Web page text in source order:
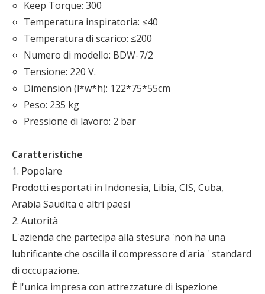
Keep Torque: 300
Temperatura inspiratoria: ≤40
Temperatura di scarico: ≤200
Numero di modello: BDW-7/2
Tensione: 220 V.
Dimension (l*w*h): 122*75*55cm
Peso: 235 kg
Pressione di lavoro: 2 bar
Caratteristiche
1. Popolare
Prodotti esportati in Indonesia, Libia, CIS, Cuba,
Arabia Saudita e altri paesi
2. Autorità
L'azienda che partecipa alla stesura 'non ha una
lubrificante che oscilla il compressore d'aria ' standard
di occupazione.
È l'unica impresa con attrezzature di ispezione